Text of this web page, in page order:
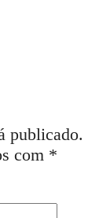
publicado.
com *